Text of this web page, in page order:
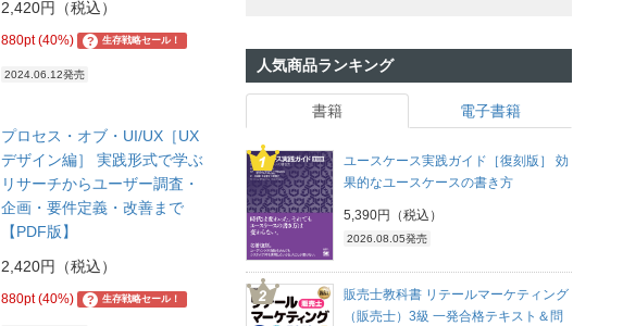
2,420円（税込）
880pt (40%) ? 生存戦略セール！
2024.06.12発売
プロセス・オブ・UI/UX［UX
デザイン編］ 実践形式で学ぶ
リサーチからユーザー調査・
企画・要件定義・改善まで
【PDF版】
2,420円（税込）
880pt (40%) ? 生存戦略セール！
人気商品ランキング
書籍 電子書籍
ユースケース実践ガイド［復刻版］ 効
果的なユースケースの書き方
5,390円（税込）
2026.08.05発売
販売士教科書 リテールマーケティング
（販売士）3級 一発合格テキスト＆問